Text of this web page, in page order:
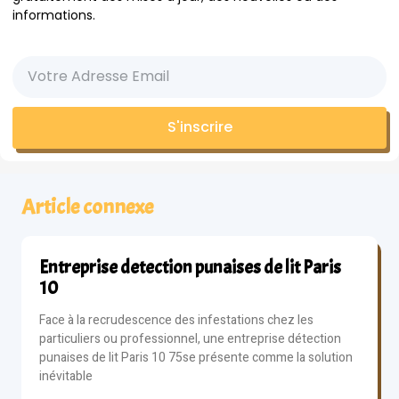
informations.
S'inscrire
Article connexe
Entreprise detection punaises de lit Paris
10
Face à la recrudescence des infestations chez les
particuliers ou professionnel, une entreprise détection
punaises de lit Paris 10 75se présente comme la solution
inévitable